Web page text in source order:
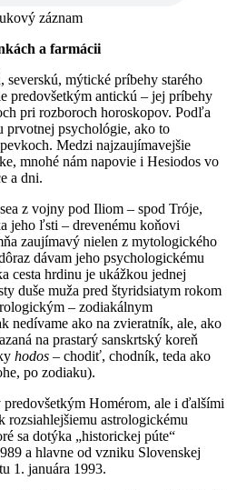
záznam
a farmácii
mýtické príbehy starého
predovšetkým antickú – jej príbehy
pri rozboroch horoskopov. Podľa
prvotnej psychológie, ako to
Medzi najzaujímavejšie
mnohé nám napovie i Hesiodos vo
a dni.
z vojny pod Iliom – spod Tróje,
jeho ľsti – drevenému koňovi
zaujímavý nielen z mytologického
dávam jeho psychologickému
cesta hrdinu je ukážkou jednej
duše muža pred štyridsiatym rokom
– zodiakálnym
nedívame ako na zvieratník, ale, ako
na prastarý sanskrtský koreň
hodos – chodiť, chodník, teda ako
po zodiaku).
Homérom, ale i ďalšími
astrologickému
sa dotýka „historickej púte“
a hlavne od vzniku Slovenskej
1. januára 1993.